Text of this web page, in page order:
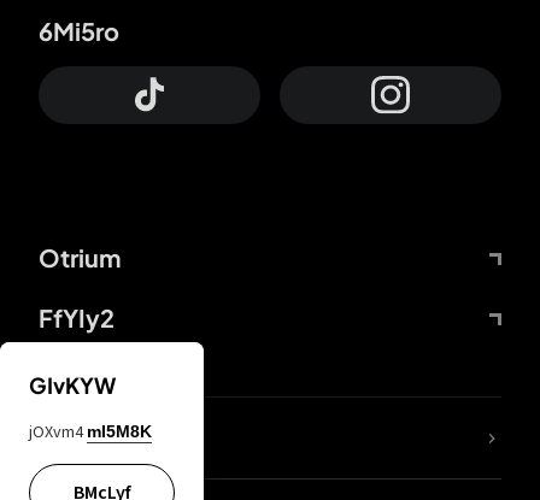
Otrium
FfYIy2
6Mi5ro
DDcvSo
GIvKYW
jOXvm4 mI5M8K
BMcLyf